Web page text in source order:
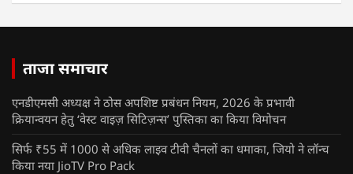
ताजा समाचार
एनडीएमसी अध्यक्ष ने ठोस अपशिष्ट प्रबंधन नियम, 2026 के प्रभावी
क्रियान्वयन हेतु ‘वेस्ट वाइज़ सिटिज़न्स’ पुस्तिका का किया विमोचन
सिर्फ ₹55 में 1000 से अधिक लाइव टीवी चैनलों का धमाका, जियो ने लॉन्च
किया नया JioTV Pro Pack